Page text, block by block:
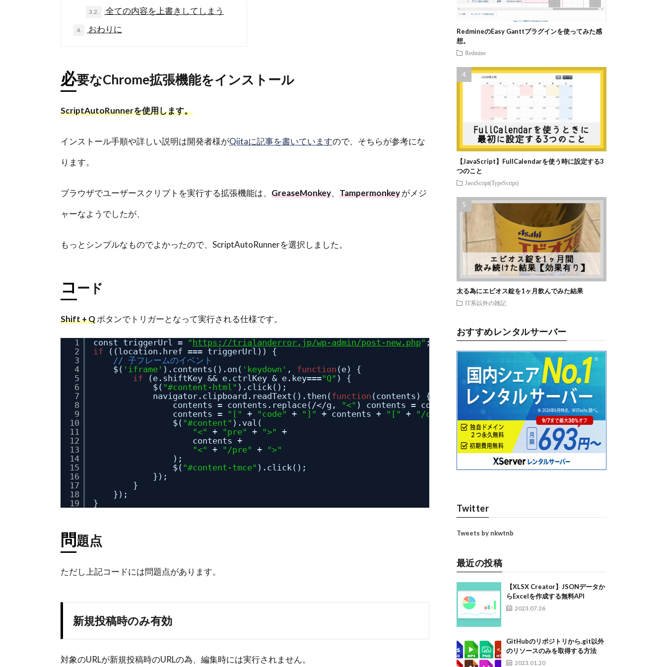
3.2. 全ての内容を上書きしてしまう
4. おわりに
必要なChrome拡張機能をインストール
ScriptAutoRunnerを使用します。
インストール手順や詳しい説明は開発者様がQiitaに記事を書いていますので、そちらが参考にな
ります。
ブラウザでユーザースクリプトを実行する拡張機能は、 GreaseMonkey、 Tampermonkeyがメジ
ャーなようでしたが、
もっとシンプルなものでよかったので、ScriptAutoRunnerを選択しました。
コ ード
Shift + Qボタンでトリガーとなって実行される仕様です。
1
2
3
4
5
6
7
8
9
10
11
12
13
14
15
16
17
18
19
const triggerUrl = " https://trialanderror.jp/wp-admin/post-new.php" ;
if
((location.href === triggerUrl)) {
// 子フレームのイベント
$( 'iframe' ).contents().on( 'keydown' , function (e) {
if
(e.shiftKey && e.ctrlKey & e.key==="Q" ) {
$( "#content-html" ).click();
navigator.clipboard.readText().then( function (contents) {
contents = contents.replace(/</g, "<" ) contents = contents.replace(/>/g, ">"
contents = "[" + "code" + "]" + contents + "[" + "/code"
;
$( "#content" ).val(
"<" + "pre" + ">" +
contents +
"<" + "/pre" + ">"
);
$( "#content-tmce" ).click();
});
}
});
}
問題点
ただし上記コードには問題点があります。
新規投稿時のみ有効
対象のURLが新規投稿時のURLの為、編集時には実行されません。
RedmineのEasy Ganttプラグインを使ってみた感
想。
Redmine
【JavaScript】FullCalendarを使う時に設定する3
つのこと
JavaScript(TypeScript)
太る為にエビオス錠を1ヶ月飲んでみた結果
IT系以外の雑記
おすすめレンタルサーバー
Twitter
Tweets by nkwtnb
最近の投稿
【XLSX Creator】JSONデータか
らExcelを作成する無料API
2023.07.26
GitHubのリポジトリから.git以外
のリソースのみを取得する方法
2023.01.20